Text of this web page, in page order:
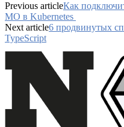
Previous articleКак
МО в Kubernetes
Next article6 продвинутых
TypeScript